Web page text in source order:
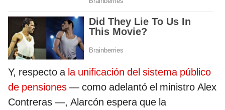
Y, respecto a la unificación del sistema público
de pensiones — como adelantó el ministro Alex
Contreras —, Alarcón espera que la